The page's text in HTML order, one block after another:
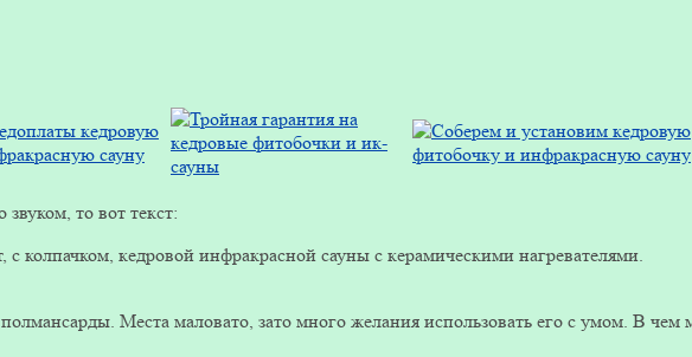
то вот текст:
с колпачком, кедровой инфракрасной сауны с керамическими нагревателями.
Места маловато, зато много желания использовать его с умом. В чем